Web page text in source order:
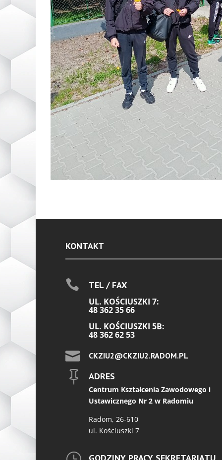
KONTAKT
 TEL / FAX
UL. KOŚCIUSZKI 7:
48 362 35 66
UL. KOŚCIUSZKI 5B:
48 362 62 53
 CKZIU2@CKZIU2.RADOM.PL
 ADRES
Centrum Kształcenia Zawodowego i
Ustawicznego Nr 2 w Radomiu
Radom, 26-610
ul. Kościuszki 7